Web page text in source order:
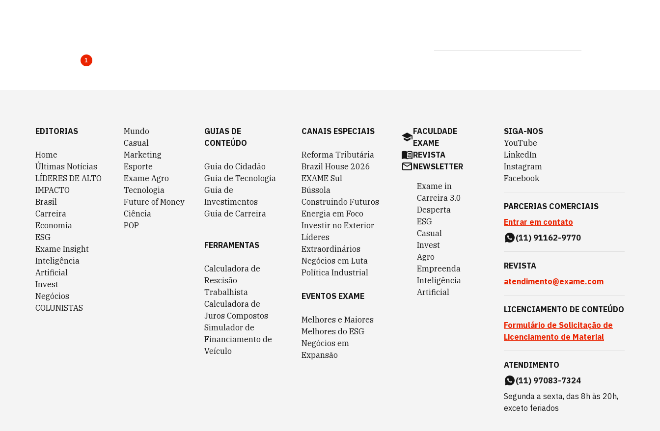
1
EDITORIAS
Home
Últimas Notícias
LÍDERES DE ALTO
IMPACTO
Brasil
Carreira
Economia
ESG
Exame Insight
Inteligência
Artificial
Invest
Negócios
COLUNISTAS
Mundo
Casual
Marketing
Esporte
Exame Agro
Tecnologia
Future of Money
Ciência
POP
GUIAS DE
CONTEÚDO
Guia do Cidadão
Guia de Tecnologia
Guia de
Investimentos
Guia de Carreira
FERRAMENTAS
Calculadora de
Rescisão
Trabalhista
Calculadora de
Juros Compostos
Simulador de
Financiamento de
Veículo
CANAIS ESPECIAIS
Reforma Tributária
Brazil House 2026
EXAME Sul
Bússola
Construindo Futuros
Energia em Foco
Investir no Exterior
Líderes
Extraordinários
Negócios em Luta
Política Industrial
EVENTOS EXAME
Melhores e Maiores
Melhores do ESG
Negócios em
Expansão
FACULDADE
EXAME
REVISTA
NEWSLETTER
Exame in
Carreira 3.0
Desperta
ESG
Casual
Invest
Agro
Empreenda
Inteligência
Artificial
SIGA-NOS
YouTube
LinkedIn
Instagram
Facebook
PARCERIAS COMERCIAIS
Entrar em contato
(11) 91162-9770
REVISTA
atendimento@exame.com
LICENCIAMENTO DE CONTEÚDO
Formulário de Solicitação de
Licenciamento de Material
ATENDIMENTO
(11) 97083-7324
Segunda a sexta, das 8h às 20h,
exceto feriados